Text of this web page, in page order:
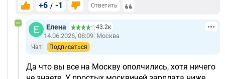
+6 / -1 Ответить
Елена 43.2к
14.06.2026, 08:09 Москва
Чат Подписаться
Да что вы все на Москву ополчились, хотя ничего